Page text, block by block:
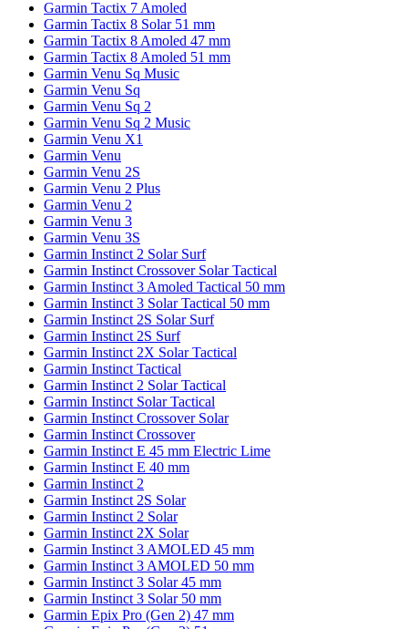
Garmin Tactix 7 Amoled
Garmin Tactix 8 Solar 51 mm
Garmin Tactix 8 Amoled 47 mm
Garmin Tactix 8 Amoled 51 mm
Garmin Venu Sq Music
Garmin Venu Sq
Garmin Venu Sq 2
Garmin Venu Sq 2 Music
Garmin Venu X1
Garmin Venu
Garmin Venu 2S
Garmin Venu 2 Plus
Garmin Venu 2
Garmin Venu 3
Garmin Venu 3S
Garmin Instinct 2 Solar Surf
Garmin Instinct Crossover Solar Tactical
Garmin Instinct 3 Amoled Tactical 50 mm
Garmin Instinct 3 Solar Tactical 50 mm
Garmin Instinct 2S Solar Surf
Garmin Instinct 2S Surf
Garmin Instinct 2X Solar Tactical
Garmin Instinct Tactical
Garmin Instinct 2 Solar Tactical
Garmin Instinct Solar Tactical
Garmin Instinct Crossover Solar
Garmin Instinct Crossover
Garmin Instinct E 45 mm Electric Lime
Garmin Instinct E 40 mm
Garmin Instinct 2
Garmin Instinct 2S Solar
Garmin Instinct 2 Solar
Garmin Instinct 2X Solar
Garmin Instinct 3 AMOLED 45 mm
Garmin Instinct 3 AMOLED 50 mm
Garmin Instinct 3 Solar 45 mm
Garmin Instinct 3 Solar 50 mm
Garmin Epix Pro (Gen 2) 47 mm